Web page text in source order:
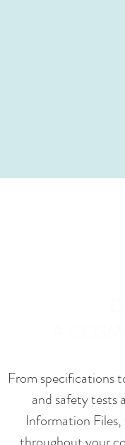
From specifications
and safety tests
Information